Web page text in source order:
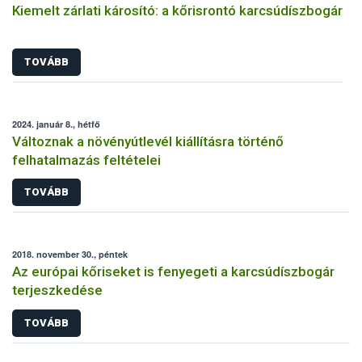
Kiemelt zárlati károsító: a kőrisrontó karcsúdíszbogár
TOVÁBB
2024. január 8., hétfő
Változnak a növényútlevél kiállításra történő
felhatalmazás feltételei
TOVÁBB
2018. november 30., péntek
Az európai kőriseket is fenyegeti a karcsúdíszbogár
terjeszkedése
TOVÁBB